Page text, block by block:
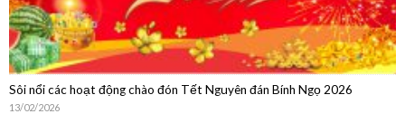
Sôi nổi các hoạt động chào đón Tết Nguyên đán Bính Ngọ 2026
13/02/2026